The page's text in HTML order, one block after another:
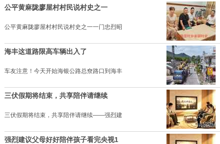
公平黄麻陇廖屋村村民说村史之一
公平黄麻陇廖屋村村民说村史之一一门忠烈昭
海丰这道路限高车辆出入了
车友注意！今天开始海银公路总尞路口到海丰
三伏假期将结束，共享陪伴请继续
三伏假期将结束，共享陪伴请继续——强烈建
强烈建议父母好好陪伴孩子看完央视1